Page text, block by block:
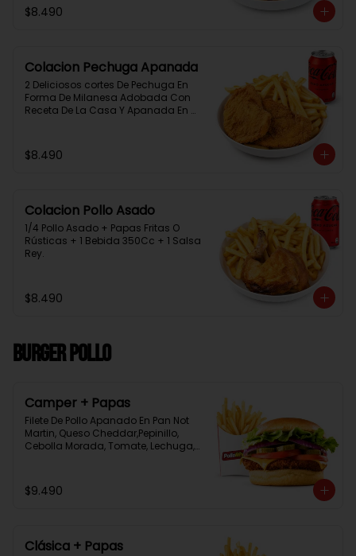
$8.490
Colacion Pechuga Apanada
2 Deliciosos cortes De Pechuga En
Forma De Milanesa Adobada Con
Receta De La Casa Y Apanada En
$8.490
Colacion Pollo Asado
1/4 Pollo Asado + Papas Fritas O
Rústicas + 1 Bebida 350Cc + 1 Salsa
Rey.
$8.490
Burger Pollo
Camper + Papas
Filete De Pollo Apanado En Pan Not
Martin, Queso Cheddar,Pepinillo,
Cebolla Morada, Tomate, Lechuga,
$9.490
Clásica + Papas